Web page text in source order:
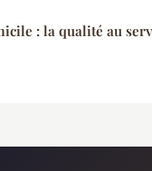
: la qualité au